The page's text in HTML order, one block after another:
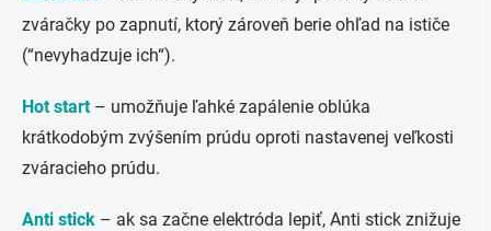
zváračky po zapnutí, ktorý zároveň berie ohľad na ističe
(“nevyhadzuje ich“).
Hot start – umožňuje ľahké zapálenie oblúka
krátkodobým zvýšením prúdu oproti nastavenej veľkosti
zváracieho prúdu.
Anti stick – ak sa začne elektróda lepiť, Anti stick znižuje